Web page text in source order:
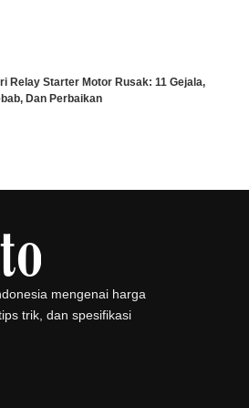
Relay Starter Motor Rusak: 11 Gejala,
Dan Perbaikan
mengenai harga
trik, dan spesifikasi